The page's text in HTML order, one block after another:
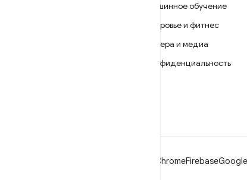
Машинное обучение
Здоровье и фитнес
Камера и медиа
Конфиденциальность
ChromeFirebase